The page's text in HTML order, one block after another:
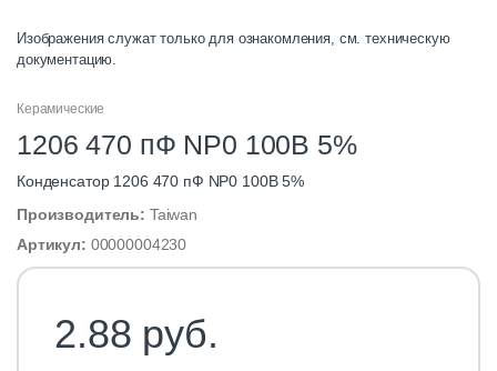
Изображения служат только для ознакомления, см. техническую
документацию.
Керамические
1206 470 пФ NP0 100В 5%
Конденсатор 1206 470 пФ NP0 100В 5%
Производитель: Taiwan
Артикул: 00000004230
2.88 руб.